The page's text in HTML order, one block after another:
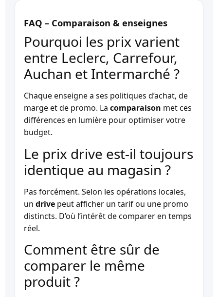
FAQ – Comparaison & enseignes
Pourquoi les prix varient
entre Leclerc, Carrefour,
Auchan et Intermarché ?
Chaque enseigne a ses politiques d’achat, de
marge et de promo. La comparaison met ces
différences en lumière pour optimiser votre
budget.
Le prix drive est-il toujours
identique au magasin ?
Pas forcément. Selon les opérations locales,
un drive peut afficher un tarif ou une promo
distincts. D’où l’intérêt de comparer en temps
réel.
Comment être sûr de
comparer le même
produit ?